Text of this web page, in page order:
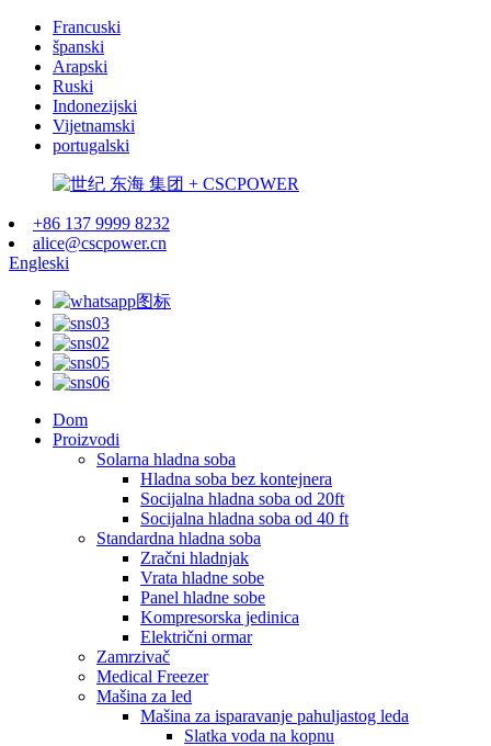
Francuski
španski
Arapski
Ruski
Indonezijski
Vijetnamski
portugalski
+86 137 9999 8232
alice@cscpower.cn
Engleski
Dom
Proizvodi
Solarna hladna soba
Hladna soba bez kontejnera
Socijalna hladna soba od 20ft
Socijalna hladna soba od 40 ft
Standardna hladna soba
Zračni hladnjak
Vrata hladne sobe
Panel hladne sobe
Kompresorska jedinica
Električni ormar
Zamrzivač
Medical Freezer
Mašina za led
Mašina za isparavanje pahuljastog leda
Slatka voda na kopnu